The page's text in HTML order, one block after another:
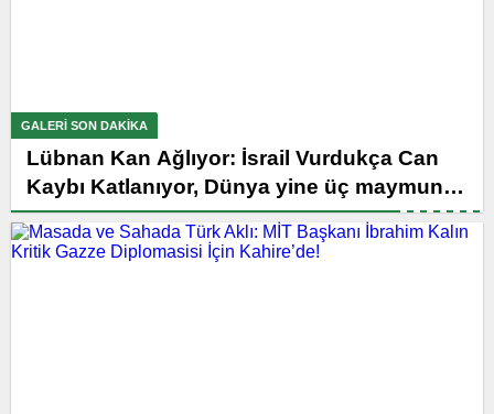
GALERI SON DAKİKA
Lübnan Kan Ağlıyor: İsrail Vurdukça Can
Kaybı Katlanıyor, Dünya yine üç maymunu
oynuyor.